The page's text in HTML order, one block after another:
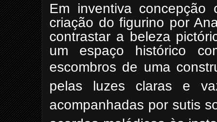
Em inventiva
criação do figurino por
contrastar a beleza
um espaço histórico
escombros de uma
pelas luzes claras e
acompanhadas por sutis